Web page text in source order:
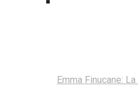
Emma Finucane: